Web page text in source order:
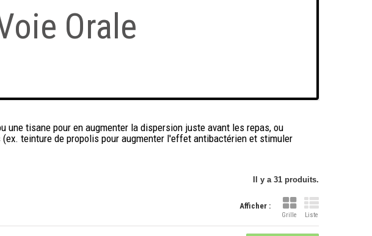
Orale
une tisane pour en augmenter la dispersion juste avant les repas, ou
teinture de propolis pour augmenter l'effet antibactérien et stimuler
Il y a 31 produits.
Afficher :
Grille Liste